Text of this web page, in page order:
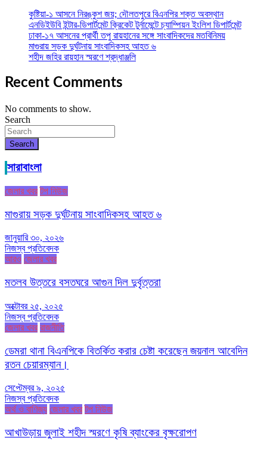
কুষ্টিয়া-১ আসনে নিরঙ্কুশ জয়; দৌলতপুরে বিএনপির শক্ত অবস্থান
এনডিইউবি ইন্টার-ডিপার্টমেন্ট ক্রিকেট টুর্নামেন্টে চ্যাম্পিয়ন ইংলিশ ডিপার্টমেন্ট
ঢাকা-১৭ আসনের প্রার্থী তপু রায়হানের সঙ্গে সাংবাদিকদের মতবিনিময়
মাগুরায় সড়ক দুর্ঘটনায় সাংবাদিকসহ আহত ৬
শহীদ জহির রায়হান স্মরণে শ্রদ্ধাঞ্জলি
Recent Comments
No comments to show.
Search
Search
সারাবাংলা
জেলার খবর টপ নিউজ
মাগুরায় সড়ক দুর্ঘটনায় সাংবাদিকসহ আহত ৬
জানুয়ারি ৩০, ২০২৬
নিজস্ব প্রতিবেদক
আরও জেলার খবর
মতলব উত্তরে বসতঘরে আগুন দিল দুর্বৃত্তরা
অক্টোবর ২৫, ২০২৫
নিজস্ব প্রতিবেদক
জেলার খবর রাজনীতি
ডেমরা থানা বিএনপিকে বিতর্কিত করার চেষ্টা করেছেন জয়নাল আবেদিন
রতন চেয়ারম্যান।
সেপ্টেম্বর ৯, ২০২৫
নিজস্ব প্রতিবেদক
অর্থ ও বাণিজ্য জেলার খবর টপ নিউজ
আখাউড়ায় জুলাই শহীদ স্মরণে কৃষি ব্যাংকের বৃক্ষরোপণ